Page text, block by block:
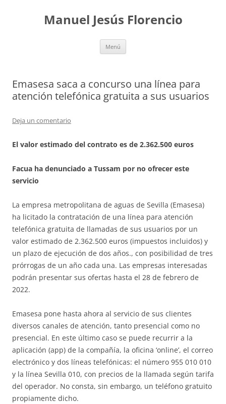
contenidoManuel Jesús Florencio
Menú
Emasesa saca a concurso una línea para
atención telefónica gratuita a sus usuarios
Deja un comentario
El valor estimado del contrato es de 2.362.500 euros
Facua ha denunciado a Tussam por no ofrecer este
servicio
La empresa metropolitana de aguas de Sevilla (Emasesa)
ha licitado la contratación de una línea para atención
telefónica gratuita de llamadas de sus usuarios por un
valor estimado de 2.362.500 euros (impuestos incluidos) y
un plazo de ejecución de dos años., con posibilidad de tres
prórrogas de un año cada una. Las empresas interesadas
podrán presentar sus ofertas hasta el 28 de febrero de
2022.
Emasesa pone hasta ahora al servicio de sus clientes
diversos canales de atención, tanto presencial como no
presencial. En este último caso se puede recurrir a la
aplicación (app) de la compañía, la oficina ‘online’, el correo
electrónico y dos líneas telefónicas: el número 955 010 010
y la línea Sevilla 010, con precios de la llamada según tarifa
del operador. No consta, sin embargo, un teléfono gratuito
propiamente dicho.